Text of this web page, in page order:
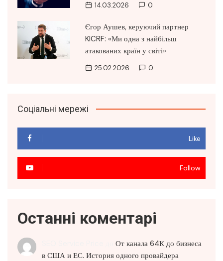
14.03.2026 0
Єгор Аушев, керуючий партнер
KICRF: «Ми одна з найбільш
атакованих країн у світі»
25.02.2026 0
Соціальні мережі
Like
Follow
Останні коментарі
От канала 64К до бизнеса
в США и ЕС. История одного провайдера